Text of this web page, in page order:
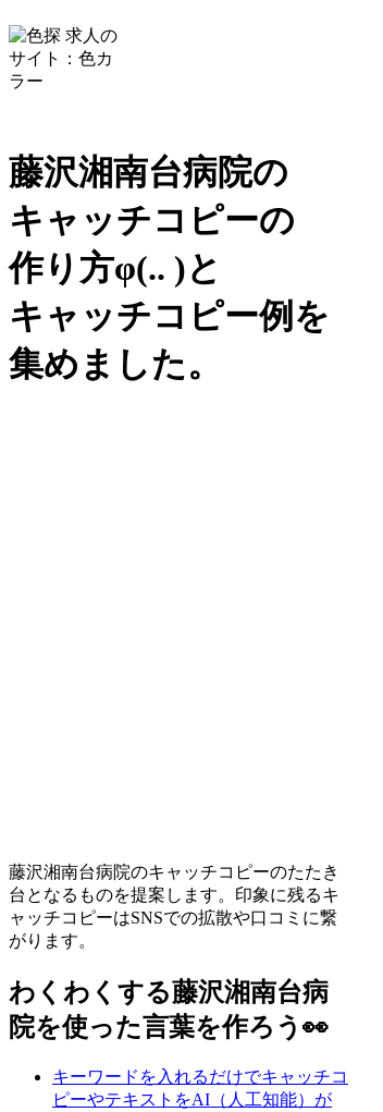
藤沢湘南台病院の
キャッチコピーの
作り方φ(.. )と
キャッチコピー例を
集めました。
藤沢湘南台病院のキャッチコピーのたたき
台となるものを提案します。印象に残るキ
ャッチコピーはSNSでの拡散や口コミに繋
がります。
わくわくする藤沢湘南台病
院を使った言葉を作ろう👀
キーワードを入れるだけでキャッチコ
ピーやテキストをAI（人工知能）が